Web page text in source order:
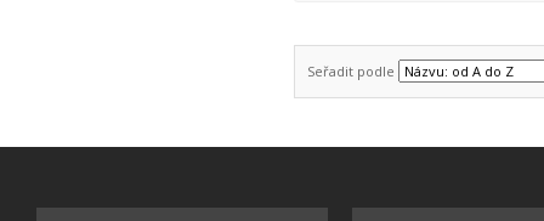
Seřadit podle